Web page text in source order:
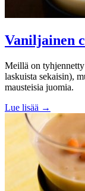
Vaniljainen
Meillä on
laskuista sekaisin),
mausteisia juomia.
Lue lisää →